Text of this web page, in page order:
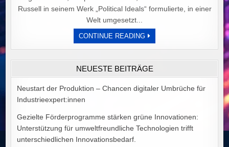
Russell in seinem Werk „Political Ideals“ formulierte, in einer
Welt umgesetzt...
CONTINUE READINGDER
PREIS
POLITISCHER
VON
ALEX
GOODMAN
NEUESTE BEITRÄGE
Neustart der Produktion – Chancen digitaler Umbrüche für
Industrieexpert:innen
Gezielte Förderprogramme stärken grüne Innovationen:
Unterstützung für umweltfreundliche Technologien trifft
unterschiedlichen Innovationsbedarf.